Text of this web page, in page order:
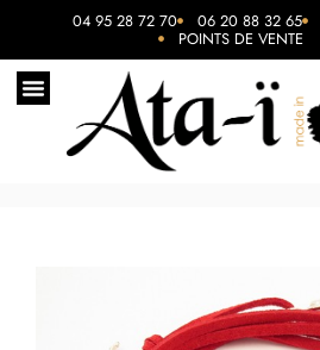
04 95 28 72 70 06 20 88 32 65
POINTS DE VENTE